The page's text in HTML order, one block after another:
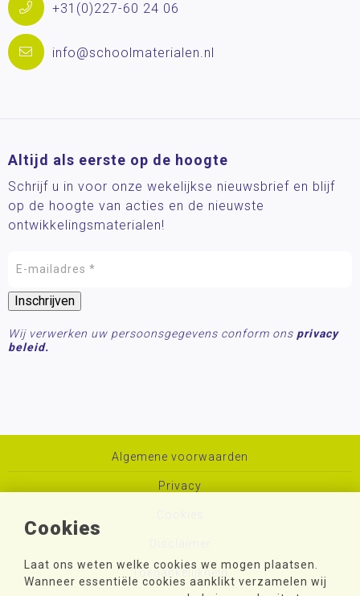
Cookies
Laat ons weten welke cookies we mogen plaatsen.
Wanneer essentiële cookies aanklikt verzamelen wij
+31(0)227-60 24 06
info@schoolmaterialen.nl
Altijd als eerste op de hoogte
Schrijf u in voor onze wekelijkse nieuwsbrief en blijf
op de hoogte van acties en de nieuwste
ontwikkelingsmaterialen!
Wij verwerken uw persoonsgegevens conform ons privacy
beleid.
Algemene voorwaarden
Privacy
Toegankelijkheid